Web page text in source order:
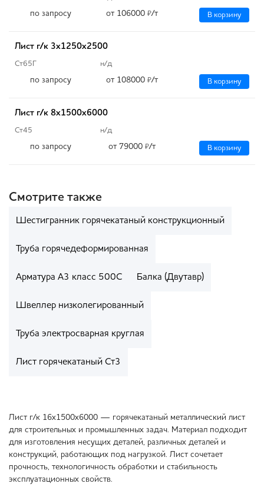
по запросу от 106000 ₽/т В корзину
Лист г/к 3х1250х2500
Ст65Г н/д
по запросу от 108000 ₽/т В корзину
Лист г/к 8х1500х6000
Ст45 н/д
по запросу от 79000 ₽/т В корзину
Смотрите также
Шестигранник горячекатаный конструкционный
Труба горячедеформированная
Арматура А3 класс 500С Балка (Двутавр)
Швеллер низколегированный
Труба электросварная круглая
Лист горячекатаный Ст3
Лист г/к 16х1500х6000 — горячекатаный металлический лист
для строительных и промышленных задач. Материал подходит
для изготовления несущих деталей, различных деталей и
конструкций, работающих под нагрузкой. Лист сочетает
прочность, технологичность обработки и стабильность
эксплуатационных свойств.